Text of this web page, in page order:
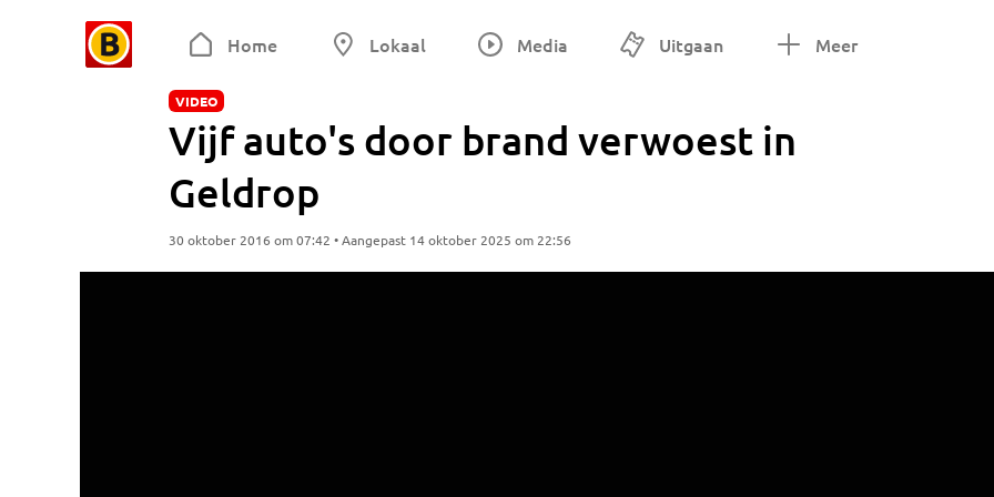
Home Lokaal Media Uitgaan Meer
VIDEO
Vijf auto's door brand verwoest in
Geldrop
30 oktober 2016 om 07:42 • Aangepast 14 oktober 2025 om 22:56